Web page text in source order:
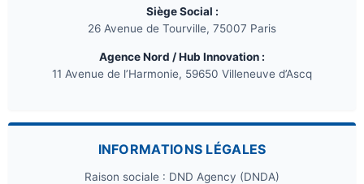
Siège Social :
26 Avenue de Tourville, 75007 Paris
Agence Nord / Hub Innovation :
11 Avenue de l’Harmonie, 59650 Villeneuve d’Ascq
INFORMATIONS LÉGALES
Raison sociale : DND Agency (DNDA)